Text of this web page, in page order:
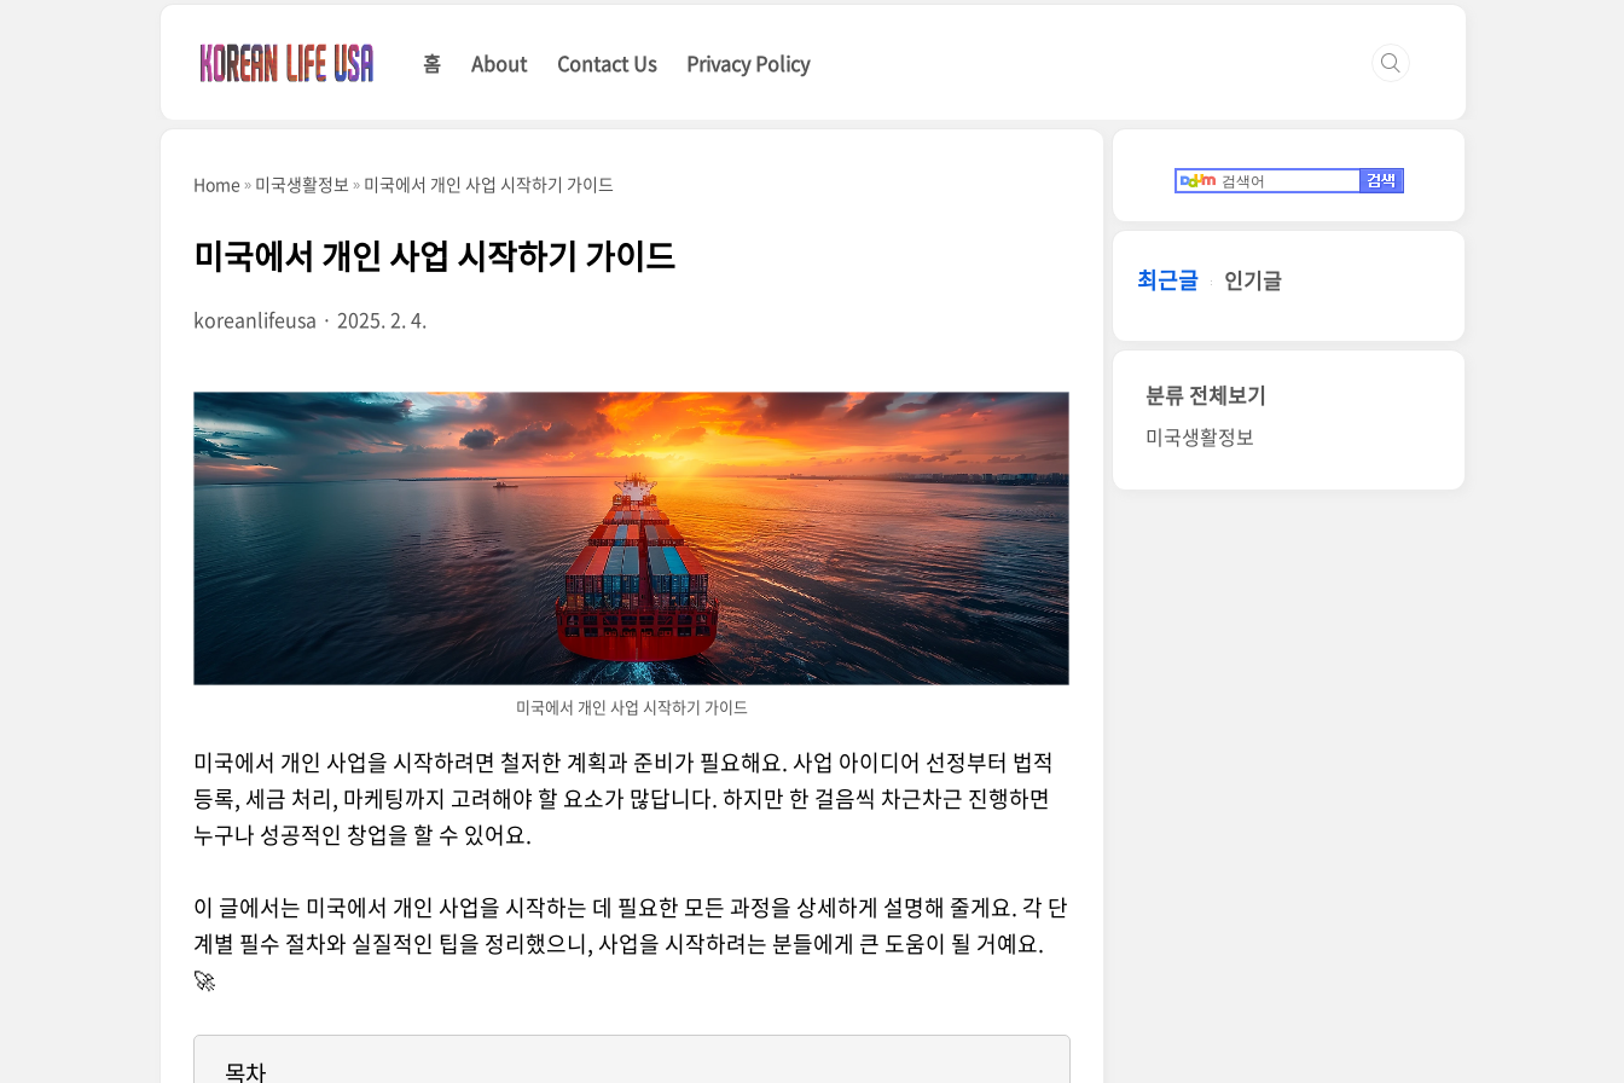
홈 About Contact Us Privacy Policy
Home 미국생활정보 미국에서 개인 사업 시작하기 가이드
미국에서 개인 사업 시작하기 가이드
koreanlifeusa 2025. 2. 4.
미국에서 개인 사업 시작하기 가이드
미국에서 개인 사업을 시작하려면 철저한 계획과 준비가 필요해요. 사업 아이디어 선정부터 법적
등록, 세금 처리, 마케팅까지 고려해야 할 요소가 많답니다. 하지만 한 걸음씩 차근차근 진행하면
누구나 성공적인 창업을 할 수 있어요.
이 글에서는 미국에서 개인 사업을 시작하는 데 필요한 모든 과정을 상세하게 설명해 줄게요. 각 단
계별 필수 절차와 실질적인 팁을 정리했으니, 사업을 시작하려는 분들에게 큰 도움이 될 거예요.
🚀
목차
최근글 인기글
분류 전체보기
미국생활정보